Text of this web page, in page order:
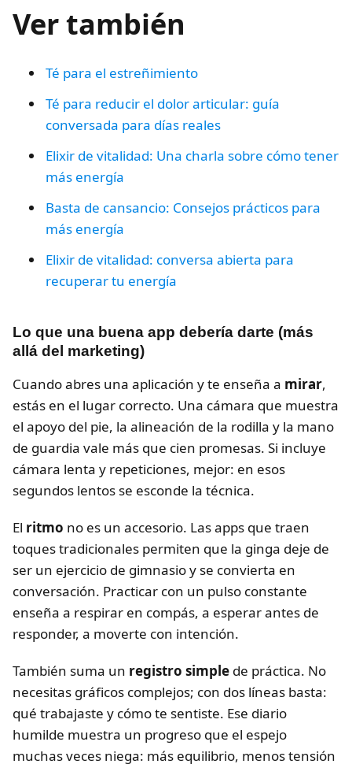
Ver también
Té para el estreñimiento
Té para reducir el dolor articular: guía
conversada para días reales
Elixir de vitalidad: Una charla sobre cómo tener
más energía
Basta de cansancio: Consejos prácticos para
más energía
Elixir de vitalidad: conversa abierta para
recuperar tu energía
Lo que una buena app debería darte (más
allá del marketing)
Cuando abres una aplicación y te enseña a mirar,
estás en el lugar correcto. Una cámara que muestra
el apoyo del pie, la alineación de la rodilla y la mano
de guardia vale más que cien promesas. Si incluye
cámara lenta y repeticiones, mejor: en esos
segundos lentos se esconde la técnica.
El ritmo no es un accesorio. Las apps que traen
toques tradicionales permiten que la ginga deje de
ser un ejercicio de gimnasio y se convierta en
conversación. Practicar con un pulso constante
enseña a respirar en compás, a esperar antes de
responder, a moverte con intención.
También suma un registro simple de práctica. No
necesitas gráficos complejos; con dos líneas basta:
qué trabajaste y cómo te sentiste. Ese diario
humilde muestra un progreso que el espejo
muchas veces niega: más equilibrio, menos tensión